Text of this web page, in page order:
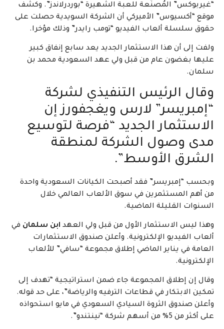
“غيربوكس” المُصنّعة للعبة الشهيرة “بوردرلاندز”. وكشف
موقع “أكسيوس” الأميركي أن الشركة السويدية حصلت على
حقوق سلسلة ألعاب الفيديو “تومب رايدر” وذلك مؤخرا.
ولفت إلى أن هذا الاستثمار الجديد يعد سابع إنفاق كبير
عليها بغضون عام من قبل ولي عهد السعودية محمد بن
سلمان.
وقال الرئيس التنفيذي لشركة
“إمبريسر” لارس ويغجفورز إن
الاستثمار الجديد “فرصة لتوسيع
مدى وصول الشركة لمنطقة
الشرق الأوسط”.
وبحسب “إمبريسر” فقد أصبحت الكيانات السعودية واحدة
من أهم المستثمرين في سوق الألعاب العالمي خلال
السنوات القليلة الماضية.
وهذا ليس الاستثمار الأول من قبل ولي العهد ابن سلمان في
ألعاب الفيديو الإلكترونية. وأعلن صندوق الاستثمارات
العامة في يناير الماضي إطلاق مجموعة “سافي” للألعاب
الإلكترونية.
وقال إن إطلاق المجموعة جاء ضمن استراتيجية “تهدف إلى
تمكين الابتكار في قطاعات الترفيه والرياضة”، على حد قوله.
وأعلن صندوق الثروة السيادي السعودي في مايو استحواذه
على أكثر من 5% من أسهم شركة “نينتندو”.